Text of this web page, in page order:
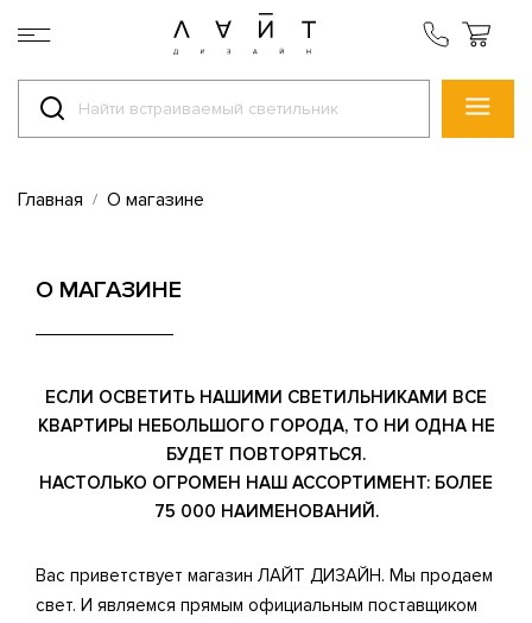
Главная О магазине
О МАГАЗИНЕ
ЕСЛИ ОСВЕТИТЬ НАШИМИ СВЕТИЛЬНИКАМИ ВСЕ
КВАРТИРЫ НЕБОЛЬШОГО ГОРОДА, ТО НИ ОДНА НЕ
БУДЕТ ПОВТОРЯТЬСЯ.
НАСТОЛЬКО ОГРОМЕН НАШ АССОРТИМЕНТ: БОЛЕЕ
75 000 НАИМЕНОВАНИЙ.
Вас приветствует магазин ЛАЙТ ДИЗАЙН. Мы продаем
свет. И являемся прямым официальным поставщиком